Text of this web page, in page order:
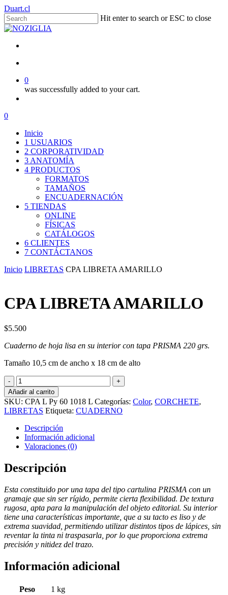
Skip
to
main
Duart.cl
Hit enter to search or ESC to close
Close
0
was successfully added to your cart.
Menu
account
0
Inicio
1 USUARIOS
2 CORPORATIVIDAD
3 ANATOMÍA
4 PRODUCTOS
FORMATOS
TAMAÑOS
ENCUADERNACIÓN
5 TIENDAS
ONLINE
FÍSICAS
CATÁLOGOS
6 CLIENTES
7 CONTÁCTANOS
Inicio LIBRETAS CPA LIBRETA AMARILLO
CPA LIBRETA AMARILLO
$5.500
Cuaderno de hoja lisa en su interior con tapa PRISMA 220 grs.
Tamaño 10,5 cm de ancho x 18 cm de alto
CPA
LIBRETA
AMARILLO
cantidad
Añadir al carrito
SKU: CPA L Py 60 1018 L Categorías: Color, CORCHETE,
LIBRETAS Etiqueta: CUADERNO
Descripción
Información adicional
Valoraciones (0)
Descripción
Esta constituido por una tapa del tipo cartulina PRISMA con un
gramaje que sin ser rígido, permite cierta flexibilidad. De textura
rugosa, apta para la manipulación del objeto editorial. Su interior
tiene una características importante, que a su tacto es liso y de
extrema suavidad, permitiendo utilizar distintos tipos de lápices, sin
reventar la tinta ni traspasarla, por lo que proporciona extrema
precisión y nitidez del trazo.
Información adicional
Peso
1 kg